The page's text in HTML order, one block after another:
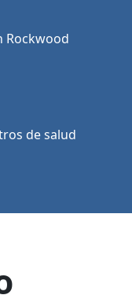
Rockwood
de salud